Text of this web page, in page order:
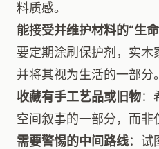
料质感。
能接受并维护材料的“生
要定期涂刷保护剂，实木
并将其视为生活的一部分。
收藏有手工艺品或旧物：
空间叙事的一部分，而非
需要警惕的中间路线：试